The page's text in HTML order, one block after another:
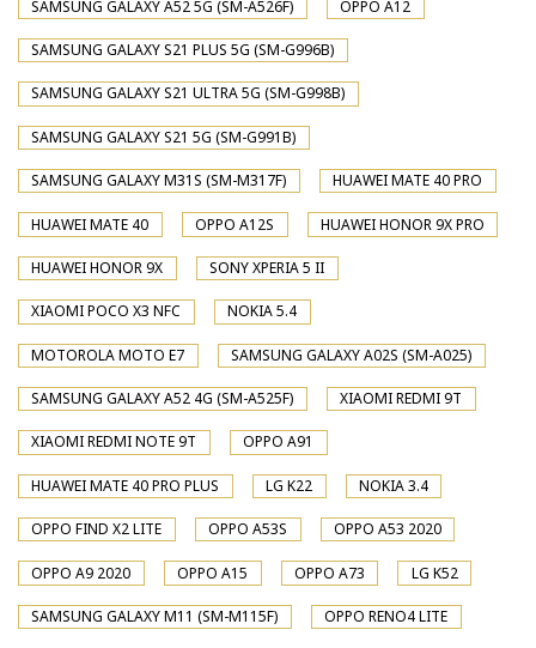
SAMSUNG GALAXY A52 5G (SM-A526F) OPPO A12
SAMSUNG GALAXY S21 PLUS 5G (SM-G996B)
SAMSUNG GALAXY S21 ULTRA 5G (SM-G998B)
SAMSUNG GALAXY S21 5G (SM-G991B)
SAMSUNG GALAXY M31S (SM-M317F) HUAWEI MATE 40 PRO
HUAWEI MATE 40 OPPO A12S HUAWEI HONOR 9X PRO
HUAWEI HONOR 9X SONY XPERIA 5 II
XIAOMI POCO X3 NFC NOKIA 5.4
MOTOROLA MOTO E7 SAMSUNG GALAXY A02S (SM-A025)
SAMSUNG GALAXY A52 4G (SM-A525F) XIAOMI REDMI 9T
XIAOMI REDMI NOTE 9T OPPO A91
HUAWEI MATE 40 PRO PLUS LG K22 NOKIA 3.4
OPPO FIND X2 LITE OPPO A53S OPPO A53 2020
OPPO A9 2020 OPPO A15 OPPO A73 LG K52
SAMSUNG GALAXY M11 (SM-M115F) OPPO RENO4 LITE